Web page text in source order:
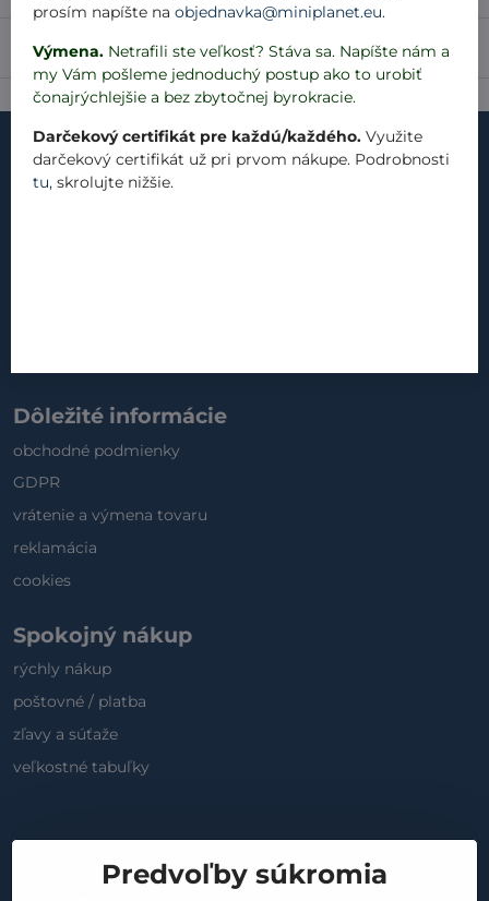
Diskusia 0
Dôležité informácie
obchodné podmienky
GDPR
vrátenie a výmena tovaru
reklamácia
cookies
Spokojný nákup
rýchly nákup
poštovné / platba
zľavy a súťaže
veľkostné tabuľky
Predvoľby súkromia
prosím napíšte naobjednavka@miniplanet.eu.
Výmena. Netrafili ste veľkosť? Stáva sa. Napíšte nám a
my Vám pošleme jednoduchý postup ako to urobiť
čonajrýchlejšie a bez zbytočnej byrokracie.
Darčekový certifikát pre každú/každého. Využite
darčekový certifikát už pri prvom nákupe. Podrobnosti
tu, skrolujte nižšie.